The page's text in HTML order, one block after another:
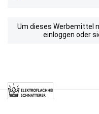
Um dieses Werbemittel
einloggen oder